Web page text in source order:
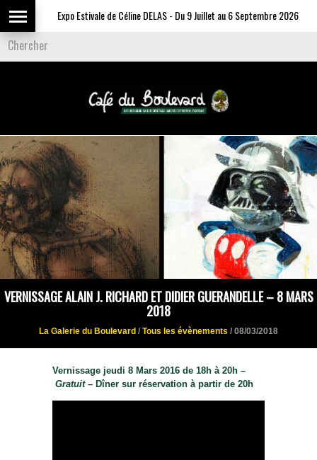
Expo Estivale de Céline DELAS - Du 9 Juillet au 6 Septembre 2026
VERNISSAGE ALAIN J. RICHARD ET DIDIER GUERANDELLE – 8 MARS
2018
La Galerie du Boulevard / Tous les évènements / 08/03/2018
Vernissage jeudi 8 Mars 2016 de 18h à 20h –
Gratuit – Dîner sur réservation à partir de 20h